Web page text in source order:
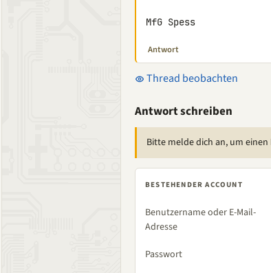
MfG Spess
Antwort
Thread beobachten
Antwort schreiben
Bitte melde dich an, um
BESTEHENDER ACCOUNT
Benutzername oder E-Mail-
Adresse
Passwort